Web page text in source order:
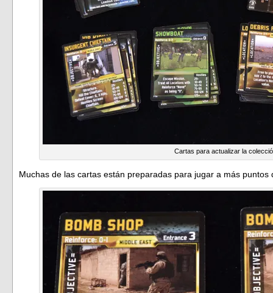
Cartas para actualizar la
Muchas de las cartas están preparadas para jugar a más puntos